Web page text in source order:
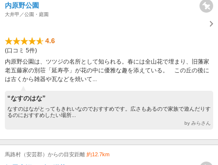
内原野公園
大井甲／公園・庭園
4.6
(口コミ 5件)
内原野公園は、ツツジの名所として知られる。春には全山花で埋まり、旧藩家
老五藤家の別荘「延寿亭」が花の中に優雅な趣を添えている。 この丘の後に
は古くから雑器や瓦などを焼いて...
“なすのはな”
なすのはながとってもきれいなのでおすすめです。広さもあるので家族で遊んだりす
るのにおすすめしたい場所...
by みらさん
馬路村（安芸郡）からの目安距離 約12.7km